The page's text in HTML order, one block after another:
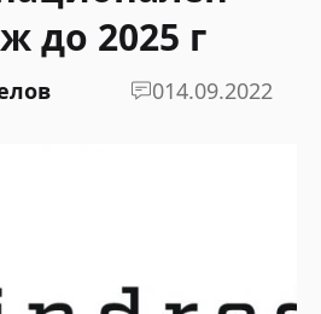
до 2025 г
014.09.2022